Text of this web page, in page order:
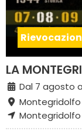
LA
Dal 7 agosto
Montegridolfo